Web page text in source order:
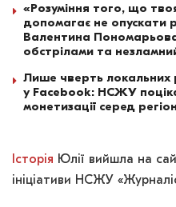
«Розуміння того, що
допомагає не опускати
Валентина
обстрілами та
Лише чверть
у Facebook: НСЖУ
монетизації серед
Історія Юлії вийшла на
ініціативи НСЖУ